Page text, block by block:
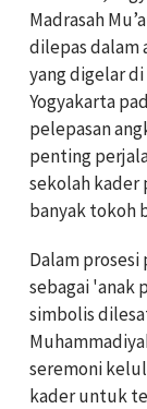
Madrasah
dilepas dalam
yang digelar
Yogyakarta
pelepasan
penting
sekolah kader
banyak tokoh
Dalam
sebagai 'anak
simbolis
seremoni
kader untuk